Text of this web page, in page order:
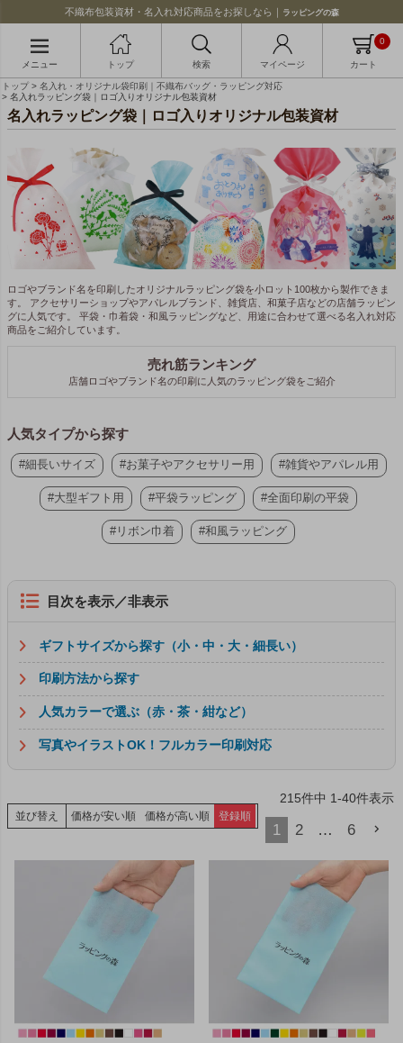
不織布包装資材・名入れ対応商品をお探しなら｜ ラッピングの森
メニュー トップ 検索 マイページ カート
0
トップ
名入れ・オリジナル袋印刷｜不織布バッグ・ラッピング対応
名入れラッピング袋｜ロゴ入りオリジナル包装資材
名入れラッピング袋｜ロゴ入りオリジナル包装資材
ロゴやブランド名を印刷したオリジナルラッピング袋を小ロット100枚から製作できま
す。 アクセサリーショップやアパレルブランド、雑貨店、和菓子店などの店舗ラッピン
グに人気です。 平袋・巾着袋・和風ラッピングなど、用途に合わせて選べる名入れ対応
商品をご紹介しています。
売れ筋ランキング
店舗ロゴやブランド名の印刷に人気のラッピング袋をご紹介
人気タイプから探す
#細長いサイズ #お菓子やアクセサリー用 #雑貨やアパレル用
#大型ギフト用 #平袋ラッピング #全面印刷の平袋
#リボン巾着 #和風ラッピング
目次を表示／非表示
ギフトサイズから探す（小・中・大・細長い）
印刷方法から探す
人気カラーで選ぶ（赤・茶・紺など）
写真やイラストOK！フルカラー印刷対応
並び替え 価格が安い順 価格が高い順 登録順
215件中 1-40件表示
1 2 … 6